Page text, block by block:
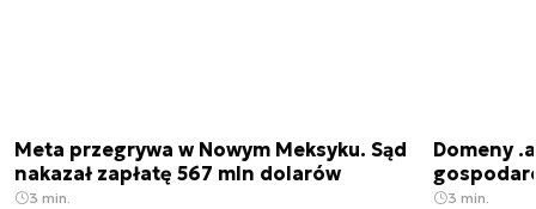
Meta przegrywa w Nowym Meksyku. Sąd
nakazał zapłatę 567 mln dolarów
3 min.
Domeny
3 min.